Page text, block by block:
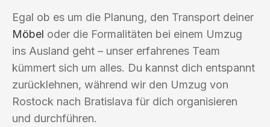
Egal ob es um die Planung, den Transport deiner
Möbel oder die Formalitäten bei einem Umzug
ins Ausland geht – unser erfahrenes Team
kümmert sich um alles. Du kannst dich entspannt
zurücklehnen, während wir den Umzug von
Rostock nach Bratislava für dich organisieren
und durchführen.